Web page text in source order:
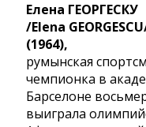
Елена ГЕОРГЕСКУ
/Elena
(1964),
румынская
чемпионка в
Барселоне
выиграла